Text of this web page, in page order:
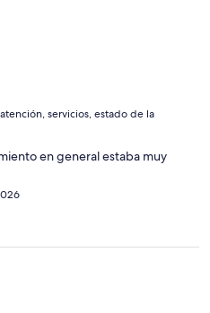
servicios, estado de la
en general estaba muy